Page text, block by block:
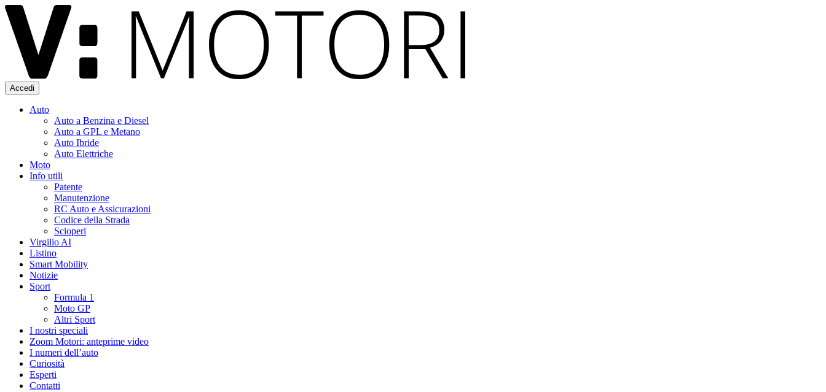
Accedi
Auto
Auto a Benzina e Diesel
Auto a GPL e Metano
Auto Ibride
Auto Elettriche
Moto
Info utili
Patente
Manutenzione
RC Auto e Assicurazioni
Codice della Strada
Scioperi
Virgilio AI
Listino
Smart Mobility
Notizie
Sport
Formula 1
Moto GP
Altri Sport
I nostri speciali
Zoom Motori: anteprime video
I numeri dell’auto
Curiosità
Esperti
Contatti